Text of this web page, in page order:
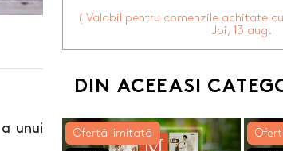
unui
( Valabil pentru comenzile achitate
Joi, 13 aug.
DIN ACEEASI
Ofertă limitată